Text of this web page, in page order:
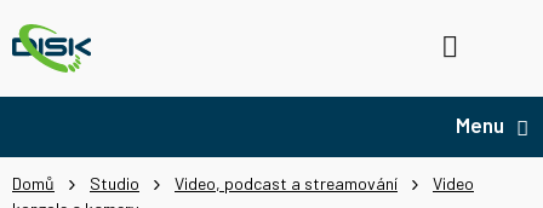
na
obsah
Domů Studio Video, podcast a streamování
Video